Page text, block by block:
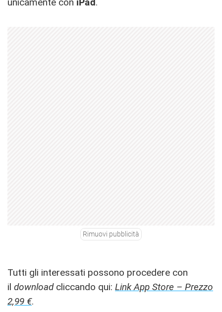
Rimuovi pubblicità
Tutti gli interessati possono procedere con
il downloadcliccando qui: Link App Store – Prezzo
2,99 €.